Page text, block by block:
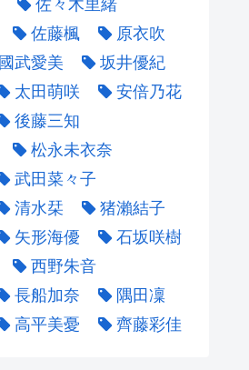
佐々木里緒
佐藤楓
原衣吹
國武愛美
坂井優紀
太田萌咲
安倍乃花
後藤三知
松永未衣奈
武田菜々子
清水栞
猪瀨結子
矢形海優
石坂咲樹
西野朱音
長船加奈
隅田凜
高平美憂 齊藤彩佳